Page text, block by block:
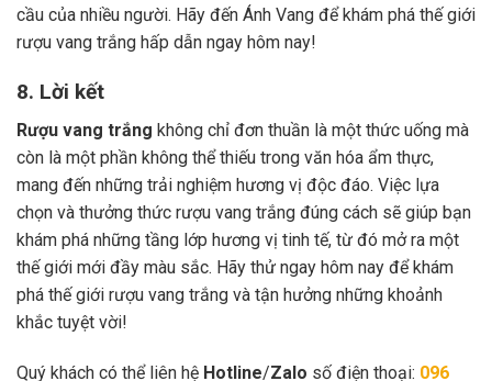
cầu của nhiều người. Hãy đến Ánh Vang để khám phá thế giới
rượu vang trắng hấp dẫn ngay hôm nay!
8. Lời kết
Rượu vang trắng không chỉ đơn thuần là một thức uống mà
còn là một phần không thể thiếu trong văn hóa ẩm thực,
mang đến những trải nghiệm hương vị độc đáo. Việc lựa
chọn và thưởng thức rượu vang trắng đúng cách sẽ giúp bạn
khám phá những tầng lớp hương vị tinh tế, từ đó mở ra một
thế giới mới đầy màu sắc. Hãy thử ngay hôm nay để khám
phá thế giới rượu vang trắng và tận hưởng những khoảnh
khắc tuyệt vời!
Quý khách có thể liên hệ Hotline/Zalo số điện thoại: 096